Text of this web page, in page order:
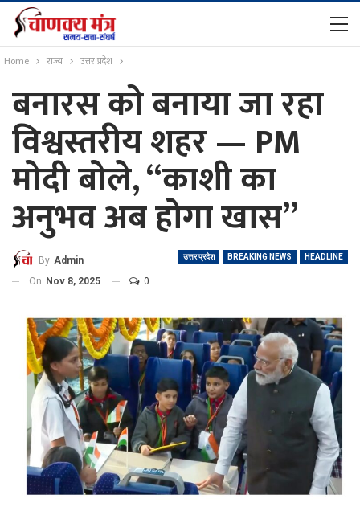
Home राज्य उत्तर प्रदेश
बनारस को बनाया जा रहा
विश्वस्तरीय शहर — PM
मोदी बोले, “काशी का
अनुभव अब होगा खास”
उत्तर प्रदेश BREAKING NEWS HEADLINE
By Admin
On Nov 8, 2025 0